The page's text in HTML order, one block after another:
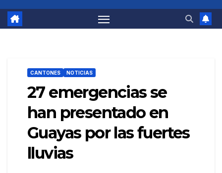
CANTONES NOTICIAS
27 emergencias se
han presentado en
Guayas por las fuertes
lluvias